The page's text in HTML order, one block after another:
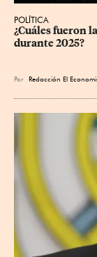
POLÍTICA
¿Cuáles fueron
durante 2025?
Por Redacción El